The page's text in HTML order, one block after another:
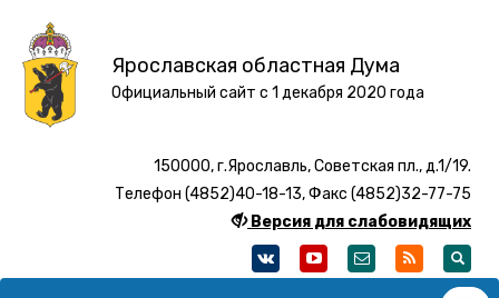
Ярославская областная Дума
Официальный сайт с 1 декабря 2020 года
150000, г.Ярославль, Советская пл., д.1/19.
Телефон (4852)40-18-13, Факс (4852)32-77-75
Версия для слабовидящих